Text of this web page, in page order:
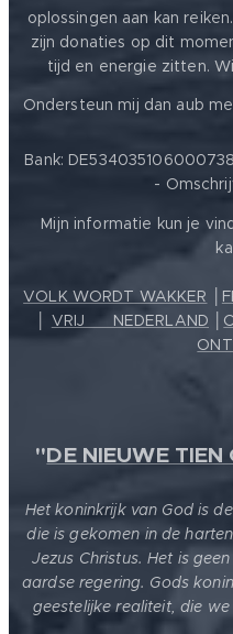
oplossingen aan kan
zijn donaties op dit
tijd en energie zitten.
Ondersteun mij dan aub
Bank:
-
Mijn informatie kun je
VOLK WORDT WAKKER
VRIJ ❤️ NEDERLAND
"DE NIEUWE
Het koninkrijk van God is
die is gekomen in de
Jezus Christus. Het is
aardse regering. Gods
geestelijke realiteit, die